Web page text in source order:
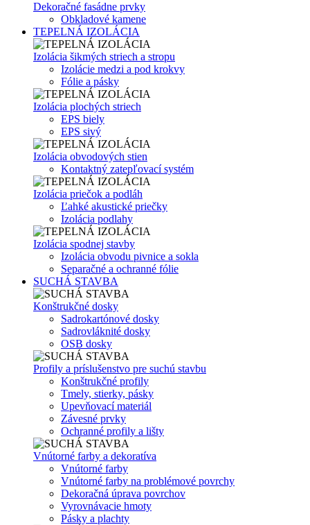
Dekoračné fasádne prvky
Obkladové kamene
TEPELNÁ IZOLÁCIA
Izolácia šikmých striech a stropu
Izolácie medzi a pod krokvy
Fólie a pásky
Izolácia plochých striech
EPS biely
EPS sivý
Izolácia obvodových stien
Kontaktný zatepľovací systém
Izolácia priečok a podláh
Ľahké akustické priečky
Izolácia podlahy
Izolácia spodnej stavby
Izolácia obvodu pivnice a sokla
Separačné a ochranné fólie
SUCHÁ STAVBA
Konštrukčné dosky
Sadrokartónové dosky
Sadrovláknité dosky
OSB dosky
Profily a príslušenstvo pre suchú stavbu
Konštrukčné profily
Tmely, stierky, pásky
Upevňovací materiál
Závesné prvky
Ochranné profily a lišty
Vnútorné farby a dekoratíva
Vnútorné farby
Vnútorné farby na problémové povrchy
Dekoračná úprava povrchov
Vyrovnávacie hmoty
Pásky a plachty